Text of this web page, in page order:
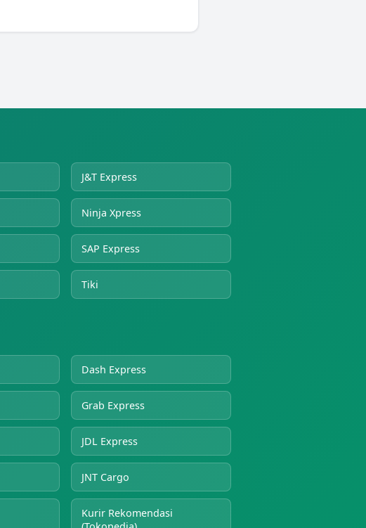
J&T Express
Ninja Xpress
SAP Express
Tiki
Dash Express
Grab Express
JDL Express
JNT Cargo
Kurir Rekomendasi